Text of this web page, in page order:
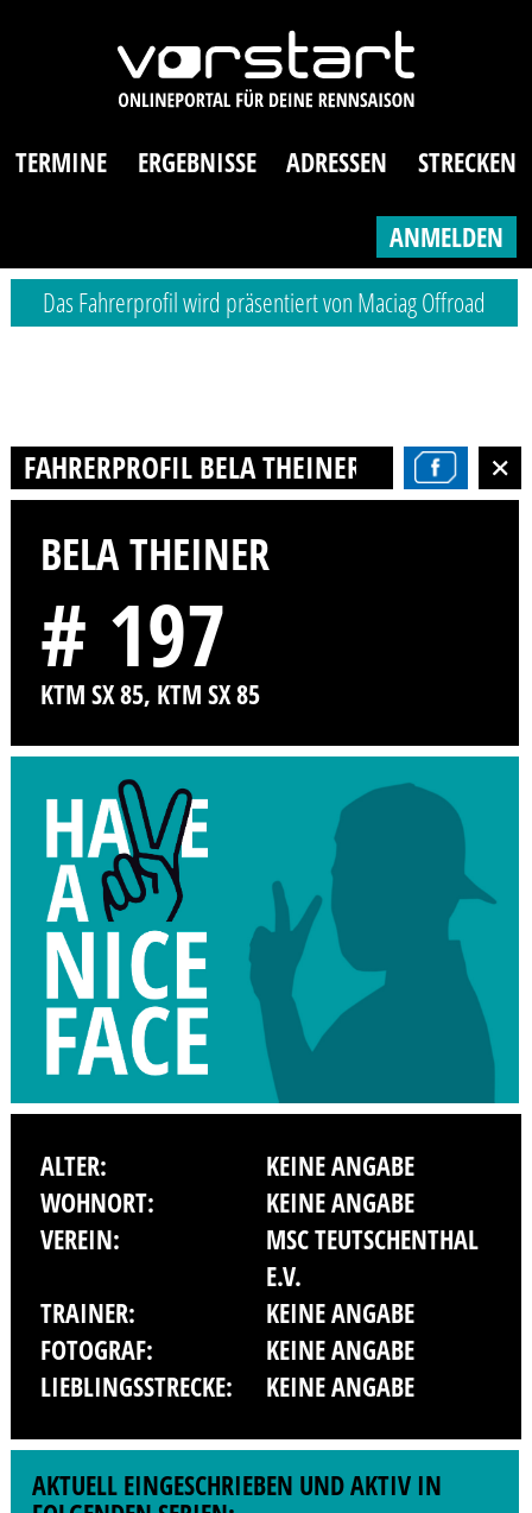
TERMINE ERGEBNISSE ADRESSEN STRECKEN
ANMELDEN
Das Fahrerprofil wird präsentiert von Maciag Offroad
FAHRERPROFIL BELA THEINER
BELA THEINER
# 197
KTM SX 85, KTM SX 85
ALTER:
KEINE ANGABE
WOHNORT:
KEINE ANGABE
VEREIN:
MSC TEUTSCHENTHAL
E.V.
TRAINER:
KEINE ANGABE
FOTOGRAF:
KEINE ANGABE
LIEBLINGSSTRECKE:
KEINE ANGABE
AKTUELL EINGESCHRIEBEN UND AKTIV IN